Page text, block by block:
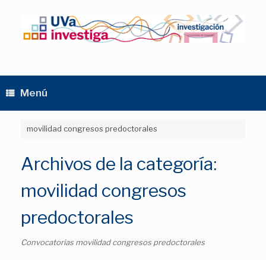
contenido
Menú
movilidad congresos predoctorales
Archivos de la categoría:
movilidad congresos
predoctorales
Convocatorias movilidad congresos predoctorales